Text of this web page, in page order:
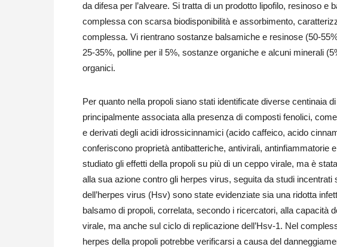
da difesa per l’alveare. Si tratta di un prodotto lipofilo, resinoso e
complessa con scarsa biodisponibilità e assorbimento,
complessa. Vi rientrano sostanze balsamiche e resinose (50-
25-35%, polline per il 5%, sostanze organiche e alcuni minerali
organici.
Per quanto nella propoli siano stati identificate diverse centinaia
principalmente associata alla presenza di composti fenolici,
e derivati degli acidi idrossicinnamici (acido caffeico, acido
conferiscono proprietà antibatteriche, antivirali, antinfiammatorie
studiato gli effetti della propoli su più di un ceppo virale, ma è
alla sua azione contro gli herpes virus, seguita da studi incentrati
dell’herpes virus (Hsv) sono state evidenziate sia una ridotta
balsamo di propoli, correlata, secondo i ricercatori, alla capacità
virale, ma anche sul ciclo di replicazione dell’Hsv-1. Nel
herpes della propoli potrebbe verificarsi a causa del